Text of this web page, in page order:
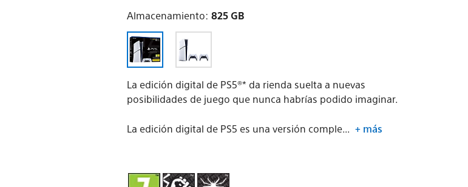
Almacenamiento: 825 GB
La edición digital de PS5®* da rienda suelta a nuevas
posibilidades de juego que nunca habrías podido imaginar.
La edición digital de PS5 es una versión comple... + más